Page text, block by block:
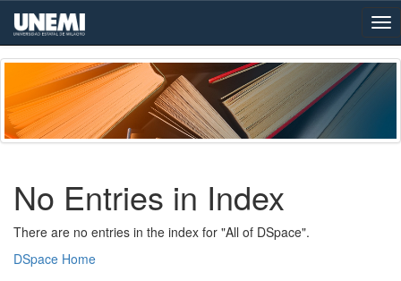
Skip
navigation
No Entries in Index
There are no entries in the index for "All of DSpace".
DSpace Home